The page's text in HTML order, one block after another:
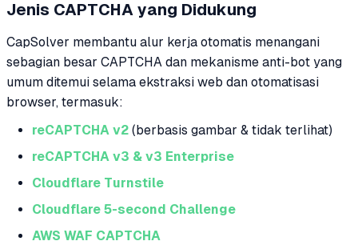
Jenis CAPTCHA yang Didukung
CapSolver membantu alur kerja otomatis menangani
sebagian besar CAPTCHA dan mekanisme anti-bot yang
umum ditemui selama ekstraksi web dan otomatisasi
browser, termasuk:
reCAPTCHA v2 (berbasis gambar & tidak terlihat)
reCAPTCHA v3 & v3 Enterprise
Cloudflare Turnstile
Cloudflare 5-second Challenge
AWS WAF CAPTCHA